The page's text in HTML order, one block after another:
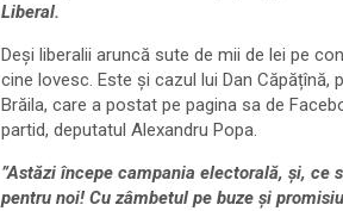
Liberal.
Deși liberalii aruncă sute de mii de lei pe
cine lovesc. Este și cazul lui Dan Căpățînă,
Brăila, care a postat pe pagina sa de
partid, deputatul Alexandru Popa.
”Astăzi începe campania electorală, și, ce
pentru noi! Cu zâmbetul pe buze și